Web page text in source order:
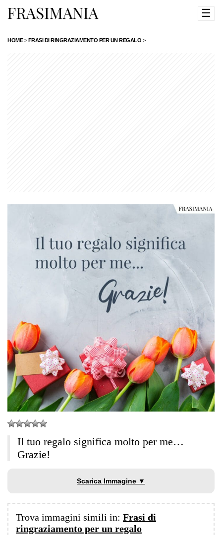
☰
HOME>FRASI DI RINGRAZIAMENTO PER UN REGALO >
Il tuo regalo significa molto per me…
Grazie!
Scarica Immagine ▼
Trova immagini simili in: Frasi di
ringraziamento per un regalo